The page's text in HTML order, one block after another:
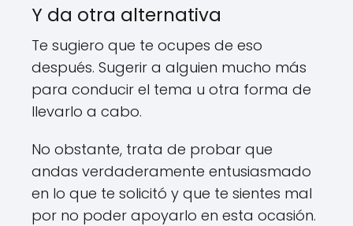
Y da otra alternativa
Te sugiero que te ocupes de eso
después. Sugerir a alguien mucho más
para conducir el tema u otra forma de
llevarlo a cabo.
No obstante, trata de probar que
andas verdaderamente entusiasmado
en lo que te solicitó y que te sientes mal
por no poder apoyarlo en esta ocasión.